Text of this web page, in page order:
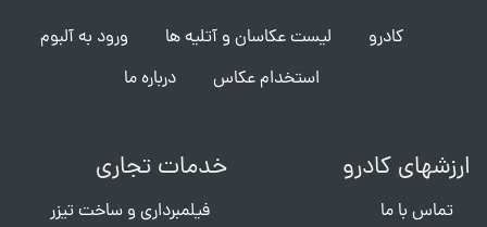
کادرو لیست عکاسان و آتلیه ها
ورود به آلبوم
استخدام عکاس
درباره ما
ارزشهای کادرو
تماس با ما
خدمات تجاری
فیلمبرداری و ساخت تیزر